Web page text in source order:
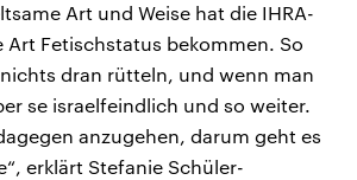
Art und Weise hat die IHRA-
Art Fetischstatus bekommen. So
dran rütteln, und wenn man
se israelfeindlich und so weiter.
anzugehen, darum geht es
erklärt Stefanie Schüler-